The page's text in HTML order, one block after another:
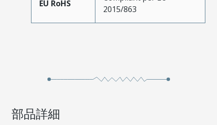
EU RoHS
2015/863
部品詳細